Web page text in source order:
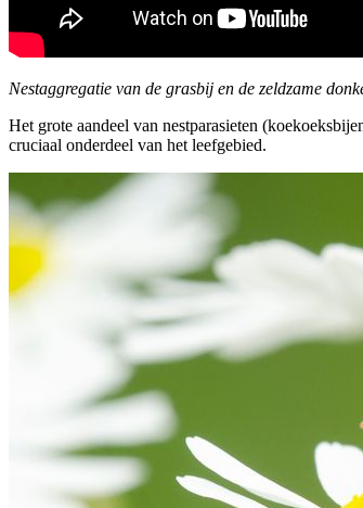
Nestaggregatie van de grasbij en de zeldzame
Het grote aandeel van nestparasieten
cruciaal onderdeel van het leefgebied.